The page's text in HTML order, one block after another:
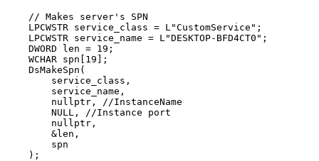
    // Makes server's SPN
    LPCWSTR service_class = L"CustomService";
    LPCWSTR service_name = L"DESKTOP-BFD4CT0";
    DWORD len = 19;
    WCHAR spn[19];
    DsMakeSpn(
        service_class,
        service_name,
        nullptr, //InstanceName
        NULL, //Instance port
        nullptr,
        &len,
        spn
    );